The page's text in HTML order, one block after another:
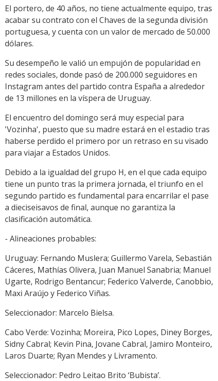
El portero, de 40 años, no tiene actualmente equipo, tras
acabar su contrato con el Chaves de la segunda división
portuguesa, y cuenta con un valor de mercado de 50.000
dólares.
Su desempeño le valió un empujón de popularidad en
redes sociales, donde pasó de 200.000 seguidores en
Instagram antes del partido contra España a alrededor
de 13 millones en la víspera de Uruguay.
El encuentro del domingo será muy especial para
'Vozinha', puesto que su madre estará en el estadio tras
haberse perdido el primero por un retraso en su visado
para viajar a Estados Unidos.
Debido a la igualdad del grupo H, en el que cada equipo
tiene un punto tras la primera jornada, el triunfo en el
segundo partido es fundamental para encarrilar el pase
a dieciseisavos de final, aunque no garantiza la
clasificación automática.
- Alineaciones probables:
Uruguay: Fernando Muslera; Guillermo Varela, Sebastián
Cáceres, Mathías Olivera, Juan Manuel Sanabria; Manuel
Ugarte, Rodrigo Bentancur; Federico Valverde, Canobbio,
Maxi Araújo y Federico Viñas.
Seleccionador: Marcelo Bielsa.
Cabo Verde: Vozinha; Moreira, Pico Lopes, Diney Borges,
Sidny Cabral; Kevin Pina, Jovane Cabral, Jamiro Monteiro,
Laros Duarte; Ryan Mendes y Livramento.
Seleccionador: Pedro Leitao Brito ‘Bubista’.